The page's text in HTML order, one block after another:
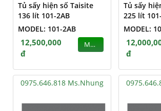
Tủ sấy hiện số Taisite
136 lít 101-2AB
MODEL: 101-2AB
12,500,000
đ
MUA
Tủ sấy
225 lít
MODEL:
đ
0975.646.818 Ms.Nhung